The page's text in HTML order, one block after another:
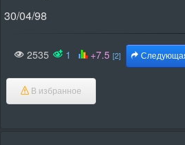
30/04/98
2535 1 +7.5 [2]
В избранное